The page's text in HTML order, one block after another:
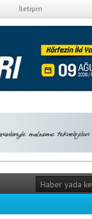
İletişim